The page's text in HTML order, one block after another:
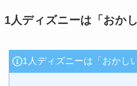
1人ディズニーは「おか
1人ディズニーは「おかし